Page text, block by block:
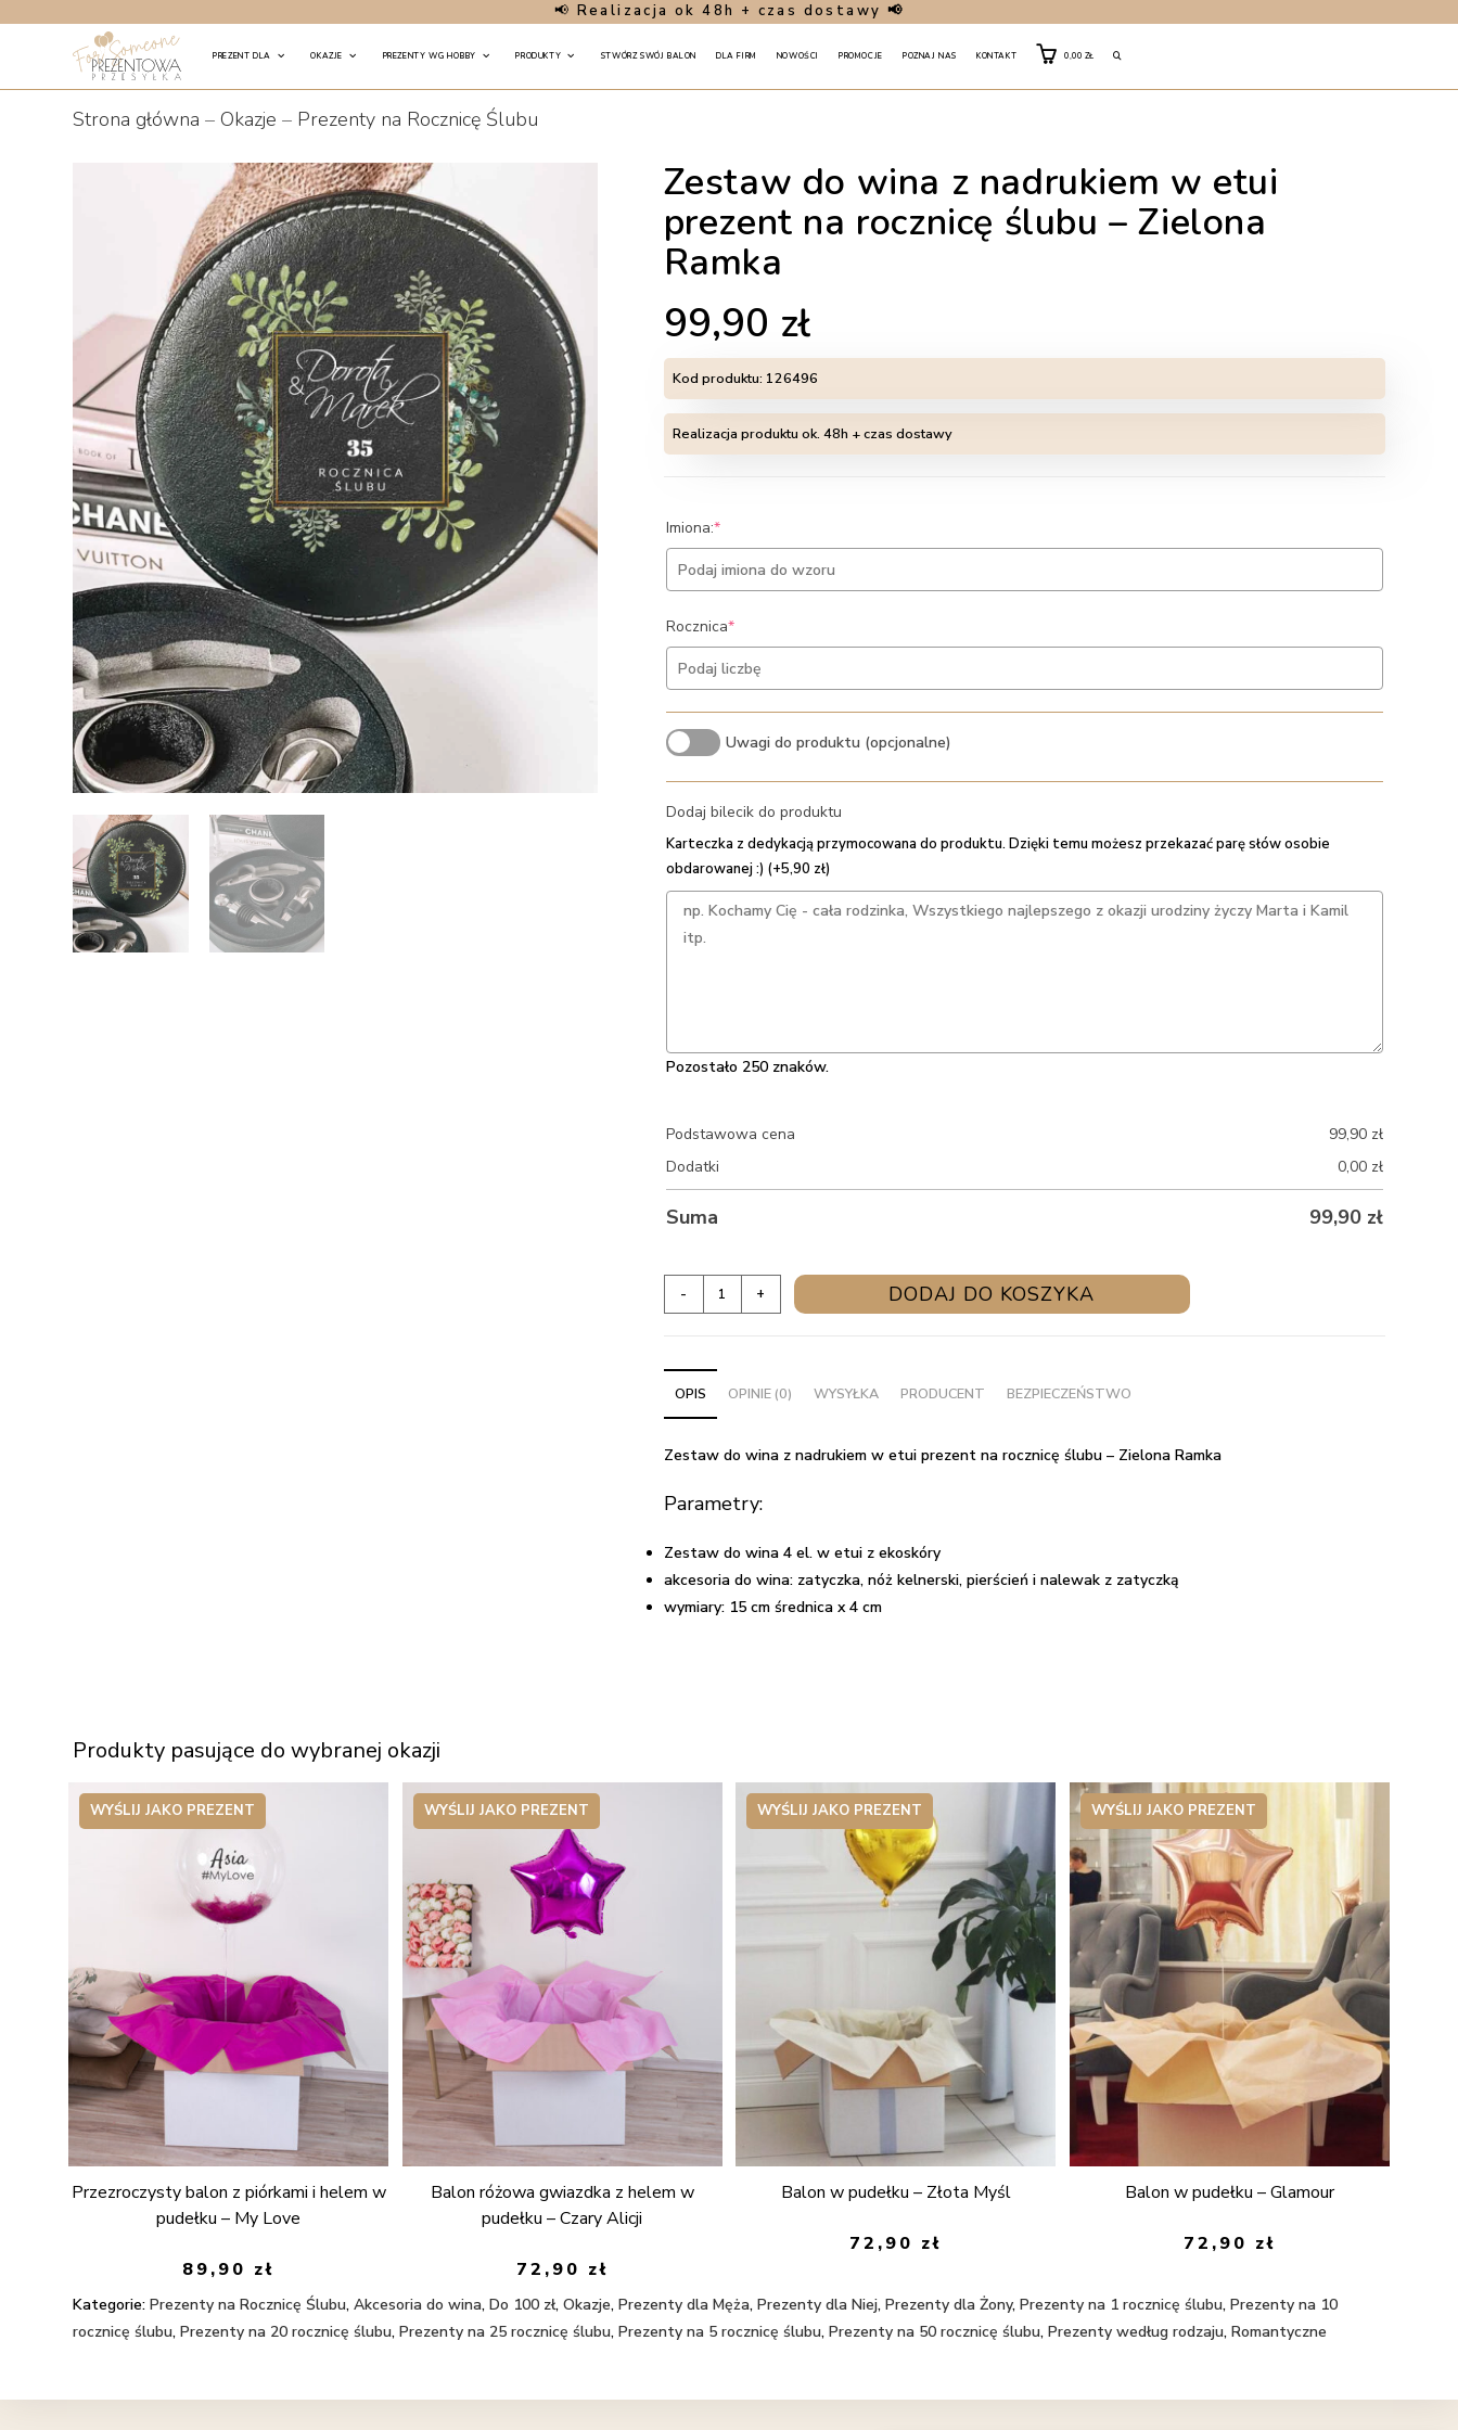
📢 Realizacja ok 48h + czas dostawy 📢
PREZENT DLA OKAZJE PREZENTY WG HOBBY PRODUKTY STWÓRZ SWÓJ BALON DLA FIRM NOWOŚCI PROMOCJE POZNAJ NAS KONTAKT 0,00ZŁ TOGGLE
SEARCH
Strona główna –Okazje – Prezenty na Rocznicę Ślubu
Zestaw do wina z nadrukiem w etui
prezent na rocznicę ślubu – Zielona
Ramka
99,90 zł
Kod produktu: 126496
Realizacja produktu ok. 48h + czas dostawy
Imiona:*(required)
Rocznica*(required)
Uwagi do produktu (opcjonalne)
Dodaj bilecik do produktu
Karteczka z dedykacją przymocowana do produktu. Dzięki temu możesz przekazać parę słów osobie
obdarowanej :) (+5,90 zł)
Pozostało 250 znaków.
Podstawowa cena 99,90 zł
Dodatki
0,00 zł
Suma 99,90 zł
Zestaw
wina
nadrukiem
w
prezent
rocznicę
ślubu
-
- + DODAJ DO KOSZYKA
OPIS OPINIE (0) WYSYŁKA PRODUCENT BEZPIECZEŃSTWO
Zestaw do wina z nadrukiem w etui prezent na rocznicę ślubu – Zielona Ramka
Parametry:
Zestaw do wina 4 el. w etui z ekoskóry
akcesoria do wina: zatyczka, nóż kelnerski, pierścień i nalewak z zatyczką
wymiary: 15 cm średnica x 4 cm
Produkty pasujące do wybranej okazji
WYŚLIJ JAKO PREZENT
Przezroczysty balon z piórkami i helem w
pudełku – My Love
89,90 zł
WYŚLIJ JAKO PREZENT
Balon różowa gwiazdka z helem w
pudełku – Czary Alicji
72,90 zł
WYŚLIJ JAKO PREZENT
Balon w pudełku – Złota Myśl
72,90 zł
WYŚLIJ JAKO PREZENT
Balon w pudełku – Glamour
72,90 zł
Kategorie: Prezenty na Rocznicę Ślubu,Akcesoria do wina,Do 100 zł,Okazje,Prezenty dla Męża,Prezenty dla Niej,Prezenty dla Żony,Prezenty na 1 rocznicę ślubu,Prezenty na 10
rocznicę ślubu,Prezenty na 20 rocznicę ślubu,Prezenty na 25 rocznicę ślubu,Prezenty na 5 rocznicę ślubu,Prezenty na 50 rocznicę ślubu,Prezenty według rodzaju,Romantyczne